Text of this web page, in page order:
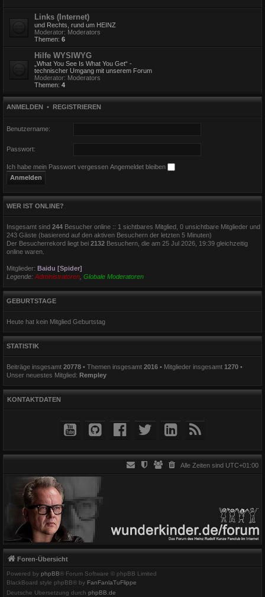
Links (Internet)
und Rechts, rund um HEINZ
Moderator: Moderators
Themen: 6
Hilfe WYSIWYG
„What You See Is What You Get“ -
technischer Umgang mit unserem Forum
Moderator: Moderators
Themen: 4
ANMELDEN • REGISTRIEREN
Benutzername:
Passwort:
Ich habe mein Passwort vergessen Angemeldet bleiben
WER IST ONLINE?
Insgesamt sind 244 Besucher online :: 1 sichtbares Mitglied, 0 unsichtbare Mitglieder und
243 Gäste (basierend auf den aktiven Besuchern der letzten 5 Minuten)
Der Besucherrekord liegt bei 2132 Besuchern, die am 25 Jul 2026, 19:39 gleichzeitig
online waren.
Mitglieder: Baidu [Spider]
Legende: Administratoren Globale Moderatoren
GEBURTSTAGE
Heute hat kein Mitglied Geburtstag
STATISTIK
Beiträge insgesamt 20778 • Themen insgesamt 2016 • Mitglieder insgesamt 1270 •
Unser neuestes Mitglied: Rempley
KONTAKTDATEN
Alle Zeiten sind UTC+01:00
Foren-Übersicht
Powered by phpBB® Forum Software © phpBB Limited
BlackBoard style phpBB® by FanFanlaTuFlippe
Deutsche Übersetzung durch phpBB.de